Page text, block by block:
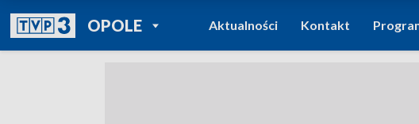
OPOLEPOWRÓT DO
TVP REGIONY
Aktualności Kontakt